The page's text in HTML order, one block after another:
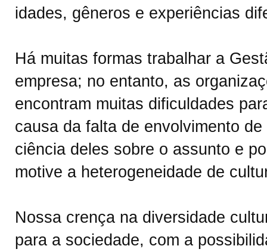
idades, gêneros e experiências
Há muitas formas trabalhar a
empresa; no entanto, as
encontram muitas dificuldades
causa da falta de envolvimento
ciência deles sobre o assunto e
motive a heterogeneidade de
Nossa crença na diversidade
para a sociedade, com a